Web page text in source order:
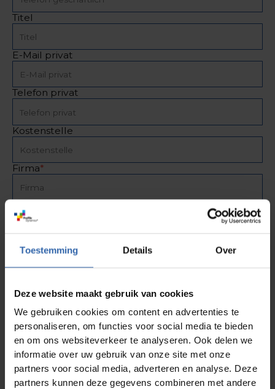
Toestemming Details Over
Deze website maakt gebruik van cookies
We gebruiken cookies om content en advertenties te
personaliseren, om functies voor social media te bieden
en om ons websiteverkeer te analyseren. Ook delen we
informatie over uw gebruik van onze site met onze
partners voor social media, adverteren en analyse. Deze
partners kunnen deze gegevens combineren met andere
Titel
E-Mail privat
Telefon privat
Kostenstelle
Firma*
Geschäftsadresse*
Anmerkungen